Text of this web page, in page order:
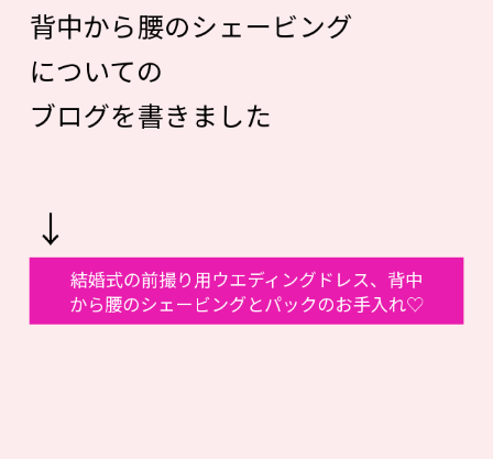
背中から腰のシェービング
についての
ブログを書きました
↓
結婚式の前撮り用ウエディングドレス、背中
から腰のシェービングとパックのお手入れ♡